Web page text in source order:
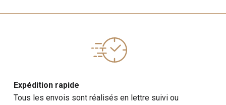
Expédition rapide
Tous les envois sont réalisés en lettre suivi ou